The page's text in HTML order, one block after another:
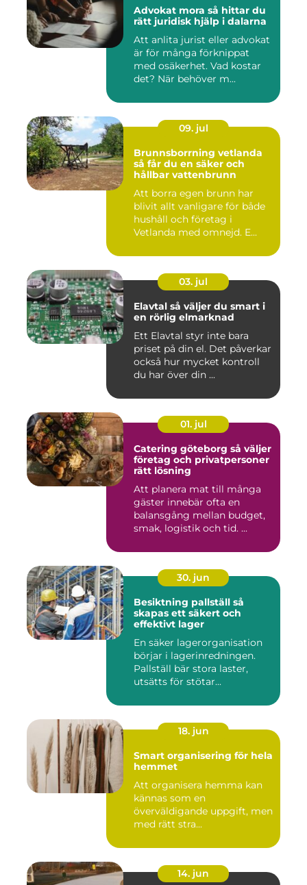
Advokat mora så hittar du
rätt juridisk hjälp i dalarna
Att anlita jurist eller advokat
är för många förknippat
med osäkerhet. Vad kostar
det? När behöver m...
09. jul
Brunnsborrning vetlanda
så får du en säker och
hållbar vattenbrunn
Att borra egen brunn har
blivit allt vanligare för både
hushåll och företag i
Vetlanda med omnejd. E...
03. jul
Elavtal så väljer du smart i
en rörlig elmarknad
Ett Elavtal styr inte bara
priset på din el. Det påverkar
också hur mycket kontroll
du har över din ...
01. jul
Catering göteborg så väljer
företag och privatpersoner
rätt lösning
Att planera mat till många
gäster innebär ofta en
balansgång mellan budget,
smak, logistik och tid. ...
30. jun
Besiktning pallställ så
skapas ett säkert och
effektivt lager
En säker lagerorganisation
börjar i lagerinredningen.
Pallställ bär stora laster,
utsätts för stötar...
18. jun
Smart organisering för hela
hemmet
Att organisera hemma kan
kännas som en
överväldigande uppgift, men
med rätt stra...
14. jun